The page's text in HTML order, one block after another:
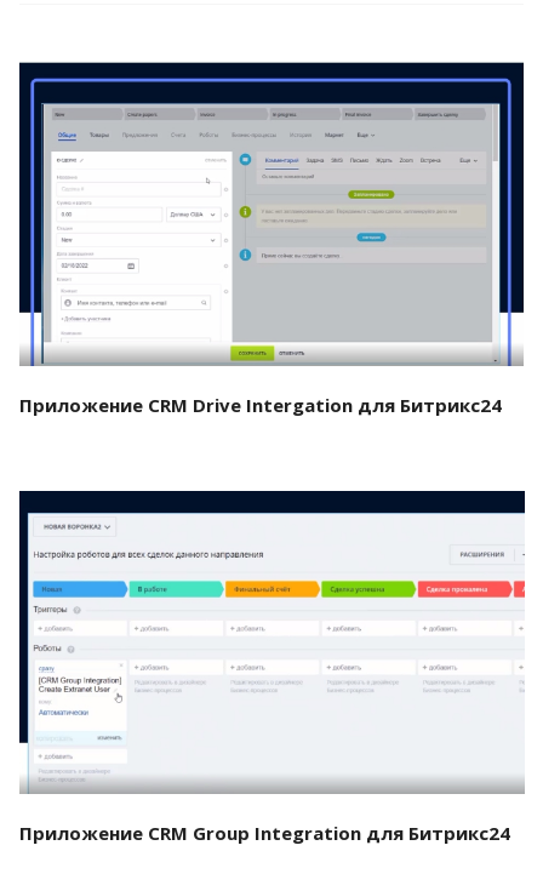
Смотреть проект
Приложение CRM Drive Intergation для Битрикс24
Смотреть проект
Приложение CRM Group Integration для Битрикс24